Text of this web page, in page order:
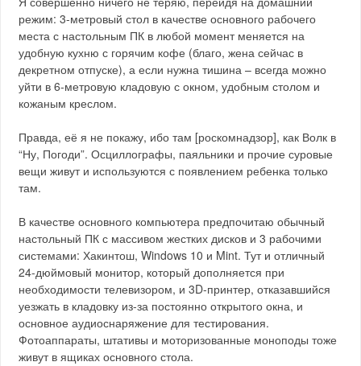
режим: 3-метровый стол в качестве основного рабочего
места с настольным ПК в любой момент меняется на
удобную кухню с горячим кофе (благо, жена сейчас в
декретном отпуске), а если нужна тишина – всегда можно
уйти в 6-метровую кладовую с окном, удобным столом и
кожаным креслом.
Правда, её я не покажу, ибо там [роскомнадзор], как Волк в
“Ну, Погоди”. Осциллографы, паяльники и прочие суровые
вещи живут и используются с появлением ребенка только
там.
В качестве основного компьютера предпочитаю обычный
настольный ПК с массивом жестких дисков и 3 рабочими
системами: Хакинтош, Windows 10 и Mint. Тут и отличный
24-дюймовый монитор, который дополняется при
необходимости телевизором, и 3D-принтер, отказавшийся
уезжать в кладовку из-за постоянно открытого окна, и
основное аудиоснаряжение для тестирования.
Фотоаппараты, штативы и моторизованные моноподы тоже
живут в ящиках основного стола.